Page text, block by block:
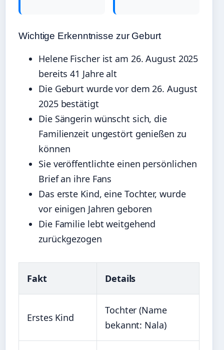
Wichtige Erkenntnisse zur Geburt
Helene Fischer ist am 26. August 2025
bereits 41 Jahre alt
Die Geburt wurde vor dem 26. August
2025 bestätigt
Die Sängerin wünscht sich, die
Familienzeit ungestört genießen zu
können
Sie veröffentlichte einen persönlichen
Brief an ihre Fans
Das erste Kind, eine Tochter, wurde
vor einigen Jahren geboren
Die Familie lebt weitgehend
zurückgezogen
Fakt Details
Erstes Kind
Tochter (Name
bekannt: Nala)